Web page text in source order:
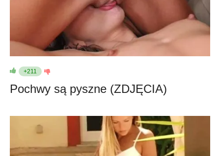
+211
Pochwy są pyszne (ZDJĘCIA)